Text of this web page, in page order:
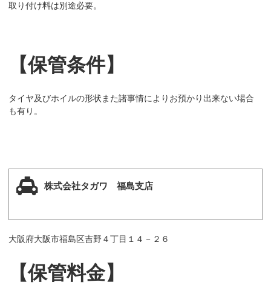
取り付け料は別途必要。
【保管条件】
タイヤ及びホイルの形状また諸事情によりお預かり出来ない場合
も有り。
株式会社タガワ 福島支店
大阪府大阪市福島区吉野４丁目１４－２６
【保管料金】